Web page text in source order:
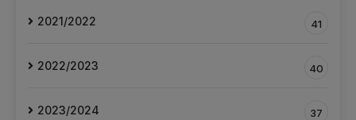
2021/2022 41
2022/2023 40
2023/2024 37